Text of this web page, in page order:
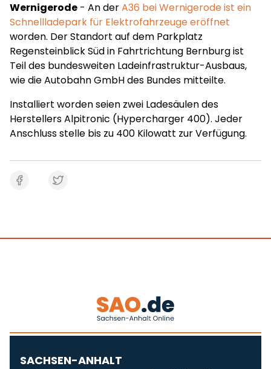
Wernigerode - An derA36 bei Wernigerode ist ein
Schnellladepark für Elektrofahrzeuge eröffnet
worden. Der Standort auf dem Parkplatz
Regensteinblick Süd in Fahrtrichtung Bernburg ist
Teil des bundesweiten Ladeinfrastruktur-Ausbaus,
wie die Autobahn GmbH des Bundes mitteilte.
Installiert worden seien zwei Ladesäulen des
Herstellers Alpitronic (Hypercharger 400). Jeder
Anschluss stelle bis zu 400 Kilowatt zur Verfügung.
SACHSEN-ANHALT